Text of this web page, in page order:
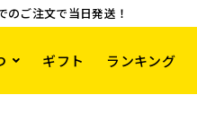
のご注文で当日発送！
ギフト ランキング